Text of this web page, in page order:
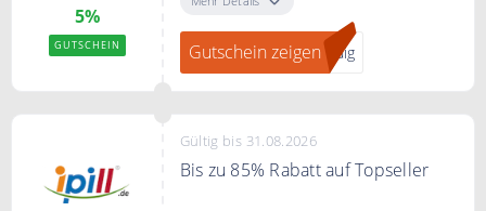
5%
GUTSCHEIN
Bedingungen
Gutschein zeigen ndig
Gültig bis 31.08.2026
Bis zu 85% Rabatt auf Topseller